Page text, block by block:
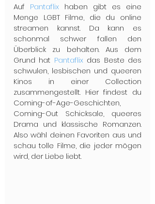
Auf Pantaflix haben gibt es eine
Menge LGBT Filme, die du online
streamen kannst. Da kann es
schonmal schwer fallen den
Überblick zu behalten. Aus dem
Grund hat Pantaflix das Beste des
schwulen, lesbischen und queeren
Kinos in einer Collection
zusammengestellt. Hier findest du
Coming-of-Age-Geschichten,
Coming-Out Schicksale, queeres
Drama und klassische Romanzen.
Also wähl deinen Favoriten aus und
schau tolle Filme, die jeder mögen
wird, der Liebe liebt.